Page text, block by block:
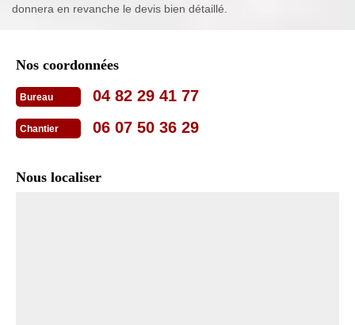
donnera en revanche le devis bien détaillé.
Nos coordonnées
Bureau 04 82 29 41 77
Chantier 06 07 50 36 29
Nous localiser